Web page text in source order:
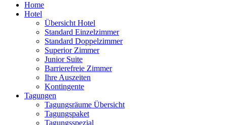
Home
Hotel
Übersicht Hotel
Standard Einzelzimmer
Standard Doppelzimmer
Superior Zimmer
Junior Suite
Barrierefreie Zimmer
Ihre Auszeiten
Kontingente
Tagungen
Tagungsräume Übersicht
Tagungspaket
Tagungsspezial